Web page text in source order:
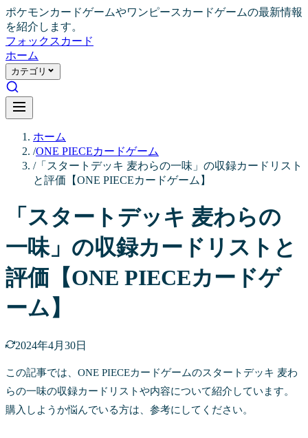
ポケモンカードゲームやワンピースカードゲームの最新情報
を紹介します。
フォックス カード
ホーム
カテゴリ
ホーム
/ONE PIECEカードゲーム
/「スタートデッキ 麦わらの一味」の収録カードリスト
と評価【ONE PIECEカードゲーム】
「スタートデッキ 麦わらの
一味」の収録カードリストと
評価【ONE PIECEカードゲ
ーム】
2024年4月30日
この記事では、ONE PIECEカードゲームのスタートデッキ 麦わ
らの一味の収録カードリストや内容について紹介しています。
購入しようか悩んでいる方は、参考にしてください。